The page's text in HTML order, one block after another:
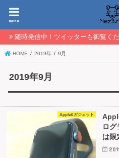
menu
随時発信中！ツイッターも御覧く
HOME 2019年 9月
2019年9月
Apple&ガジェット
ログ
は限